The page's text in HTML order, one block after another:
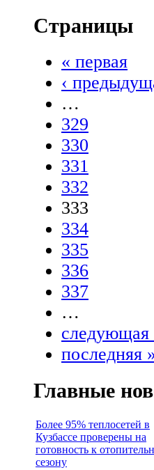
Страницы
« первая
‹
…
329
330
331
332
333
334
335
336
337
…
следующая
последняя
Главные
Более 95% теплосетей в
Кузбассе проверены на
готовность к
сезону